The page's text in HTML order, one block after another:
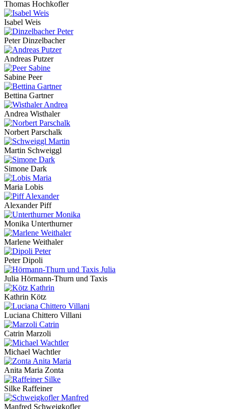
Thomas Hochkofler
Isabel Weis
Peter Dinzelbacher
Andreas Putzer
Sabine Peer
Bettina Gartner
Andrea Wisthaler
Norbert Parschalk
Martin Schweiggl
Simone Dark
Maria Lobis
Alexander Piff
Monika Unterthurner
Marlene Weithaler
Peter Dipoli
Julia Hörmann-Thurn und Taxis
Kathrin Kötz
Luciana Chittero Villani
Catrin Marzoli
Michael Wachtler
Anita Maria Zonta
Silke Raffeiner
Manfred Schweigkofler